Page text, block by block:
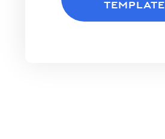
TEMPLATE